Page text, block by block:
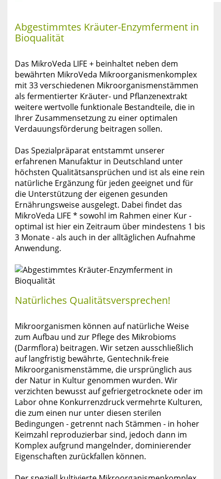
Abgestimmtes Kräuter-Enzymferment in
Bioqualität
Das MikroVeda LIFE + beinhaltet neben dem
bewährten MikroVeda Mikroorganismenkomplex
mit 33 verschiedenen Mikroorganismenstämmen
als fermentierter Kräuter- und Pflanzenextrakt
weitere wertvolle funktionale Bestandteile, die in
Ihrer Zusammensetzung zu einer optimalen
Verdauungsförderung beitragen sollen.
Das Spezialpräparat entstammt unserer
erfahrenen Manufaktur in Deutschland unter
höchsten Qualitätsansprüchen und ist als eine rein
natürliche Ergänzung für jeden geeignet und für
die Unterstützung der eigenen gesunden
Ernährungsweise ausgelegt. Dabei findet das
MikroVeda LIFE * sowohl im Rahmen einer Kur -
optimal ist hier ein Zeitraum über mindestens 1 bis
3 Monate - als auch in der alltäglichen Aufnahme
Anwendung.
Natürliches Qualitätsversprechen!
Mikroorganismen können auf natürliche Weise
zum Aufbau und zur Pflege des Mikrobioms
(Darmflora) beitragen. Wir setzen ausschließlich
auf langfristig bewährte, Gentechnik-freie
Mikroorganismenstämme, die ursprünglich aus
der Natur in Kultur genommen wurden. Wir
verzichten bewusst auf gefriergetrocknete oder im
Labor ohne Konkurrenzdruck vermehrte Kulturen,
die zum einen nur unter diesen sterilen
Bedingungen - getrennt nach Stämmen - in hoher
Keimzahl reproduzierbar sind, jedoch dann im
Komplex aufgrund mangelnder, dominierender
Eigenschaften zurückfallen können.